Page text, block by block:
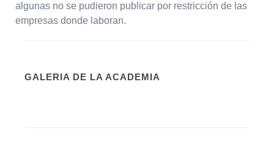
algunas no se pudieron publicar por restricción de las
empresas donde laboran.
GALERIA DE LA ACADEMIA